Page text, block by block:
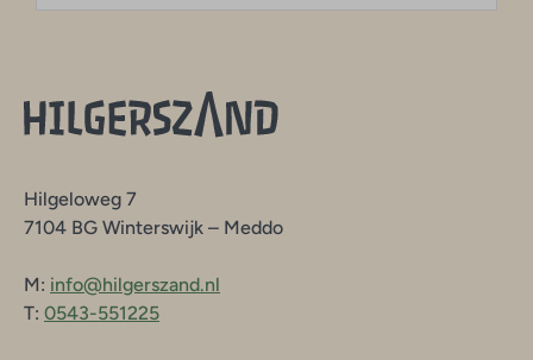
Hilgeloweg 7
7104 BG Winterswijk – Meddo
M: info@hilgerszand.nl
T: 0543-551225